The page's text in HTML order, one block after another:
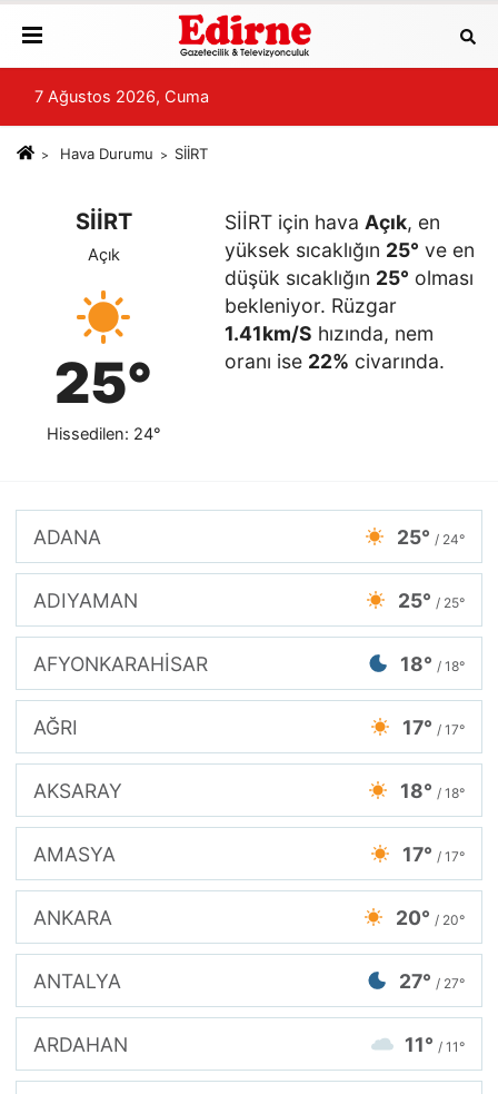
7 Ağustos 2026, Cuma
Hava Durumu SİİRT
SİİRT
Açık
25°
Hissedilen: 24°
SİİRT için hava Açık, en
yüksek sıcaklığın 25° ve en
düşük sıcaklığın 25° olması
bekleniyor. Rüzgar
1.41km/S hızında, nem
oranı ise 22% civarında.
ADANA 25° / 24°
ADIYAMAN 25° / 25°
AFYONKARAHİSAR 18° / 18°
AĞRI 17° / 17°
AKSARAY 18° / 18°
AMASYA 17° / 17°
ANKARA 20° / 20°
ANTALYA 27° / 27°
ARDAHAN 11° / 11°